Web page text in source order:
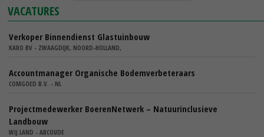
VACATURES
Verkoper Binnendienst Glastuinbouw
KARO BV - ZWAAGDIJK, NOORD-HOLLAND,
Accountmanager Organische Bodemverbeteraars
COMGOED B.V. - NL
Projectmedewerker BoerenNetwerk – Natuurinclusieve
Landbouw
WIJ.LAND - ABCOUDE